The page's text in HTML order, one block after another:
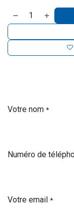
Votre nom *
Numéro de
Votre email *